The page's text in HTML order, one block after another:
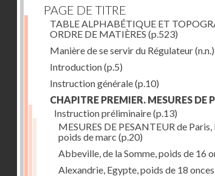
PAGE DE TITRE
TABLE ALPHABÉTIQUE ET
ORDRE DE MATIÈRES (p.523)
Manière de se servir du Régulateur(n.n.)
Introduction(p.5)
Instruction générale(p.10)
CHAPITRE PREMIER. MESURES DE
Instruction préliminaire(p.13)
MESURES DE PESANTEUR de Paris,
poids de marc (p.20)
Abbeville, de la Somme, poids de 16
Alexandrie, Egypte, poids de 18 onces